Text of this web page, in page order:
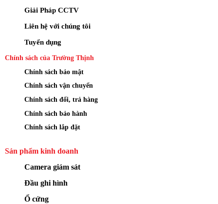
Giải Pháp CCTV
Liên hệ với chúng tôi
Tuyển dụng
Chính sách của Trường Thịnh
Chính sách bảo mật
Chính sách vận chuyển
Chính sách đổi, trả hàng
Chính sách bảo hành
Chính sách lắp đặt
Sản phẩm kinh doanh
Camera giám sát
Đầu ghi hình
Ổ cứng